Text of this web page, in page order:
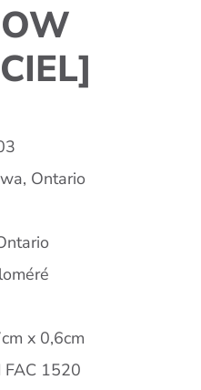
Ontario
x 0,6cm
FAC 1520